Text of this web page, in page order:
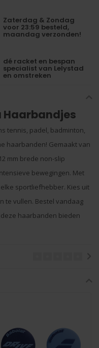
Zaterdag & Zondag
voor 23:59 besteld,
maandag verzonden!
dé racket en bespan
specialist van Lelystad
en omstreken
Haarbandjes
tennis, padel, badminton,
haarbanden! Gemaakt van
mm brede non-slip
bewegingen. Met
sportliefhebber. Kies uit
te vullen. Bestel vandaag
haarbanden bieden